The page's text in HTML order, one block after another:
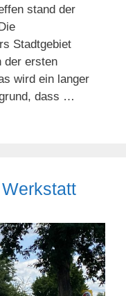
stand der
Stadtgebiet
der ersten
wird ein langer
dass …